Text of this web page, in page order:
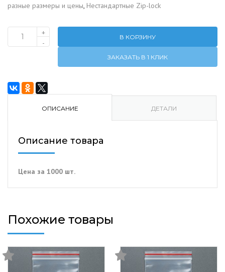
разные размеры и цены, Нестандартные Zip-lock
Количество
мет.
с
+
-
В КОРЗИНУ
ЗАКАЗАТЬ В 1 КЛИК
ОПИСАНИЕ ДЕТАЛИ
Описание товара
Цена за 1000 шт.
Похожие товары